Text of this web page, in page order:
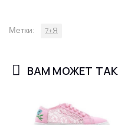
Метки: 7+Я
ВАМ МОЖЕТ